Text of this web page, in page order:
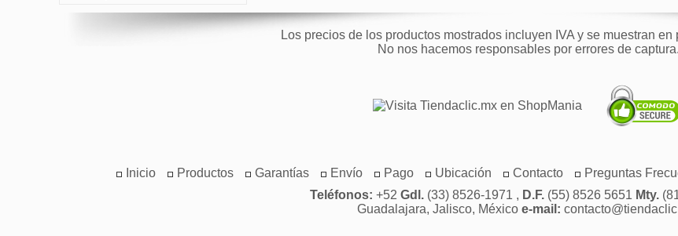
Los precios de los productos mostrados incluyen IVA y se muestran en
No nos hacemos responsables por errores de captura.
Inicio Productos Garantías Envío Pago Ubicación Contacto Preguntas
Teléfonos: +52 Gdl.(33) 8526-1971 , D.F.(55) 8526 5651 Mty.
Guadalajara, Jalisco, México e-mail: